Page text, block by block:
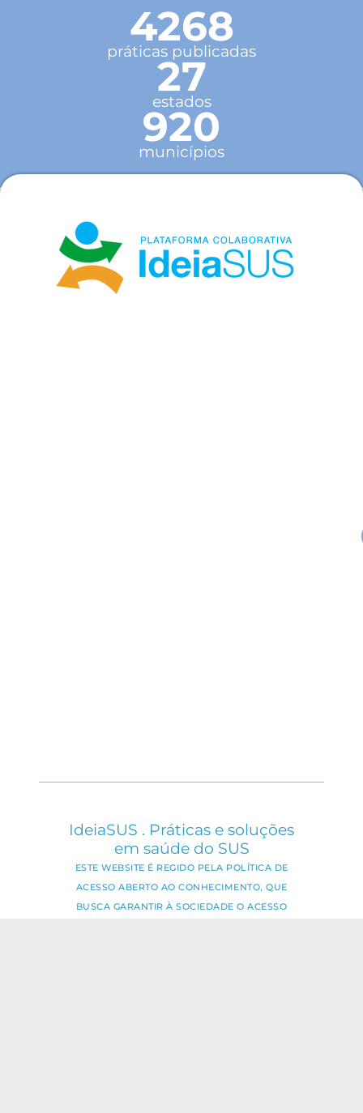
4268
práticas publicadas
27
estados
920
municípios
IdeiaSUS . Práticas e soluções
em saúde do SUS
ESTE WEBSITE É REGIDO PELA POLÍTICA DE
ACESSO ABERTO AO CONHECIMENTO, QUE
BUSCA GARANTIR À SOCIEDADE O ACESSO